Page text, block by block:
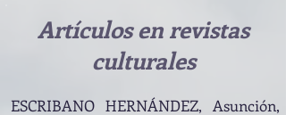
Artículos en revistas
culturales
ESCRIBANO HERNÁNDEZ, Asunción,